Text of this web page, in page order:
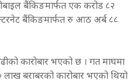
बैंकिङमार्फत एक करोड ८२
बैंकिङमार्फत रु आठ अर्ब ८८
कारोबार भएको छ । गत माघमा
बराबरको कारोबार भएको थियो